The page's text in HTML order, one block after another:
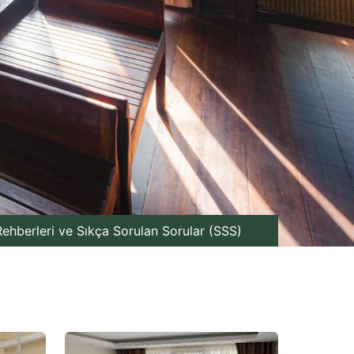
ve Sıkça Sorulan Sorular (SSS)